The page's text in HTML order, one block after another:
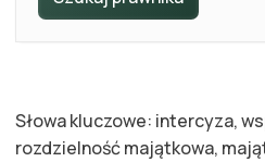
Słowa kluczowe: intercyza,
rozdzielność majątkowa,